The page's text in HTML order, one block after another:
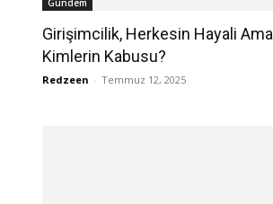
Gündem
Girişimcilik, Herkesin Hayali Ama
Kimlerin Kabusu?
Redzeen - Temmuz 12, 2025